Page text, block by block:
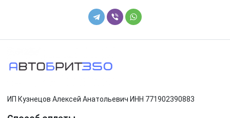
ИП Кузнецов Алексей Анатольевич ИНН 771902390883